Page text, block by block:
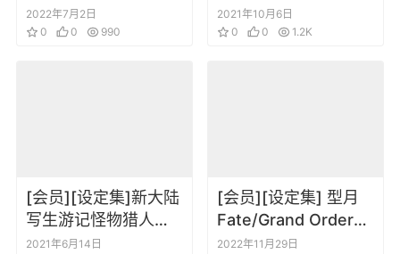
的奇境冒险 特典小画
集
2022年7月2日
0
0 990
資料集 Here Without
YouS
2021年10月6日
0
0 1.2K
[会员][设定集]新大陆
写生游记怪物猎人世
界调查员日记设定集
2021年6月14日
[会员][设定集] 型月
Fate/Grand Order
Players’ Guide 2019
2022年11月29日